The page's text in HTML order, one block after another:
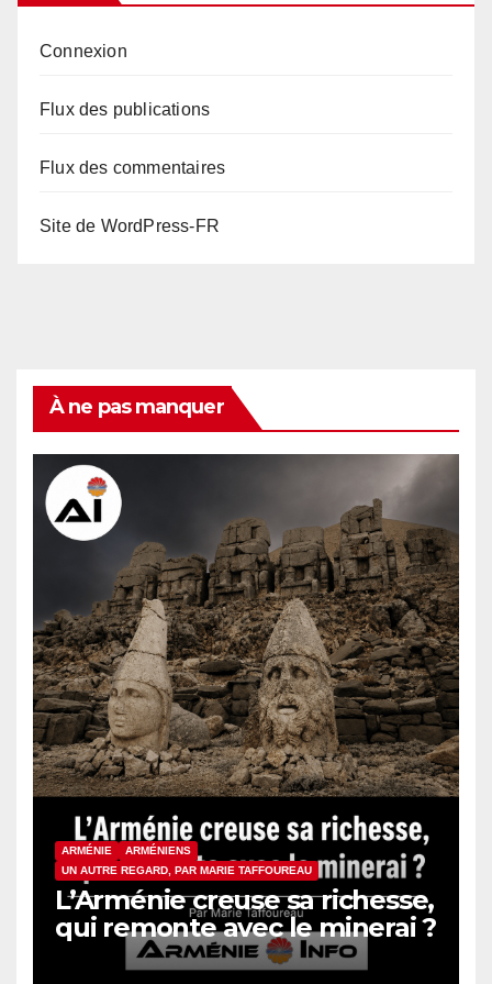
Connexion
Flux des publications
Flux des commentaires
Site de WordPress-FR
À ne pas manquer
ARMÉNIE
ARMÉNIENS
UN AUTRE REGARD, PAR MARIE TAFFOUREAU
L’Arménie creuse sa richesse,
qui remonte avec le minerai ?